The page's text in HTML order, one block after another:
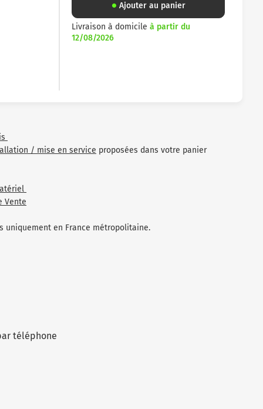
Ajouter au panier
Livraison à domicile à partir du
12/08/2026
/ mise en service proposées dans votre panier
Vente
uniquement en France métropolitaine.
téléphone